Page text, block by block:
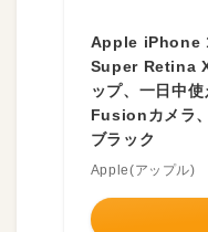
Apple iPhone
Super Retina
ップ、一日中
Fusionカメラ
ブラック
Apple(アップル)